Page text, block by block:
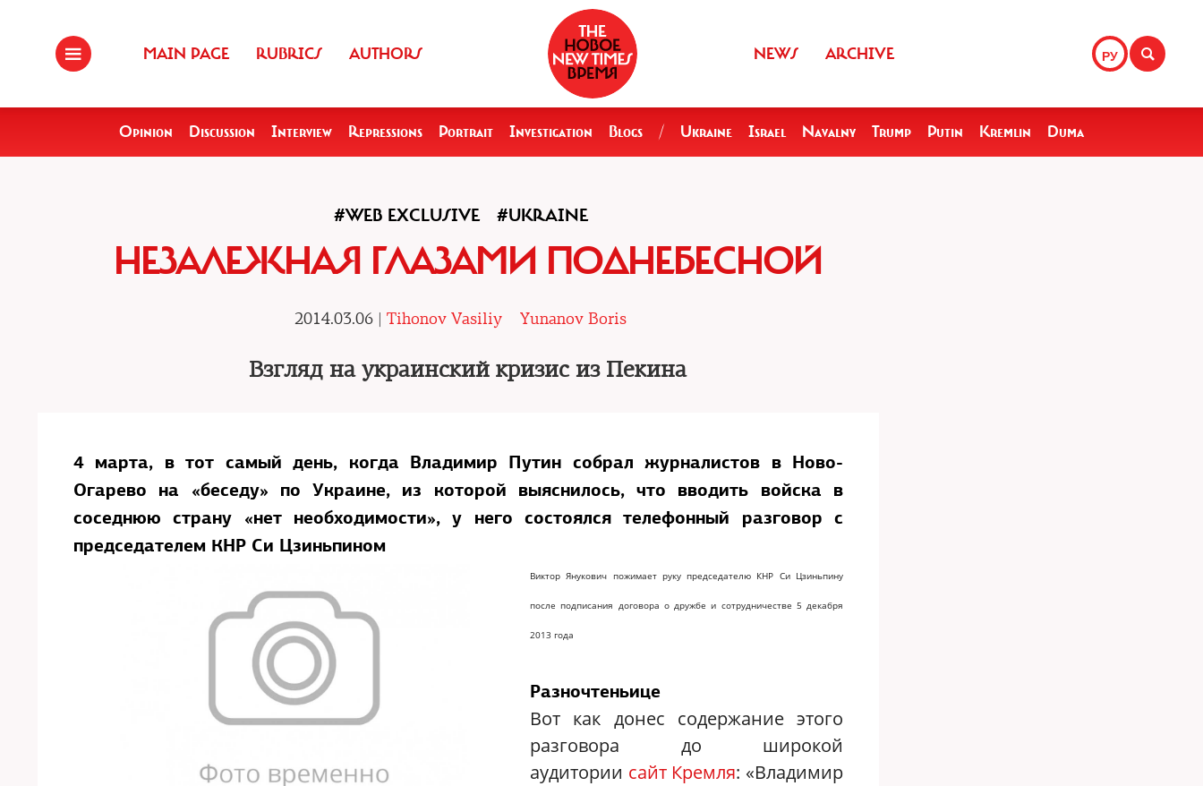
MAIN PAGE RUBRICS AUTHORS РУ
NEWS ARCHIVE
Opinion Discussion Interview Repressions Portrait Investigation Blogs / Ukraine Israel Navalny Trump Putin Kremlin Duma
#WEB EXCLUSIVE #UKRAINE
НЕЗАЛЕЖНАЯ ГЛАЗАМИ ПОДНЕБЕСНОЙ
2014.03.06 | Tihonov Vasiliy Yunanov Boris
Взгляд на украинский кризис из Пекина
4 марта, в тот самый день, когда Владимир Путин собрал журналистов в Ново-
Огарево на «беседу» по Украине, из которой выяснилось, что вводить войска в
соседнюю страну «нет необходимости», у него состоялся телефонный разговор с
председателем КНР Си Цзиньпином
Виктор Янукович пожимает руку председателю КНР Си Цзиньпину
после подписания договора о дружбе и сотрудничестве 5 декабря
2013 года
Разночтеньице
Вот как донес содержание этого
разговора до широкой
аудитории сайт Кремля: «Владимир